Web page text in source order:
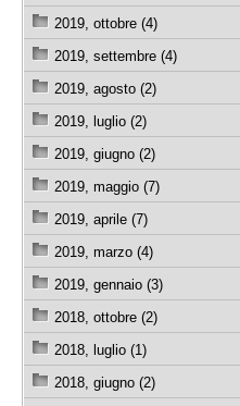
2019, ottobre (4)
2019, settembre (4)
2019, agosto (2)
2019, luglio (2)
2019, giugno (2)
2019, maggio (7)
2019, aprile (7)
2019, marzo (4)
2019, gennaio (3)
2018, ottobre (2)
2018, luglio (1)
2018, giugno (2)